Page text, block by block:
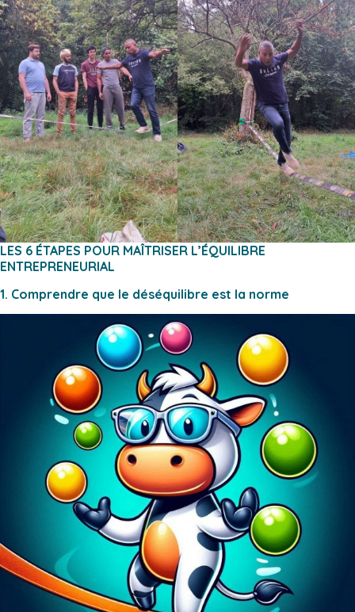
LES 6 ÉTAPES POUR MAÎTRISER L’ÉQUILIBRE
ENTREPRENEURIAL
1. Comprendre que le déséquilibre est la norme